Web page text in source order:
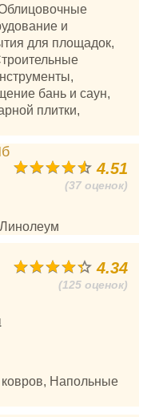
и
для площадок,
бань и саун,
плитки,
4.51
(37 оценок)
4.34
(125 оценок)
Напольные